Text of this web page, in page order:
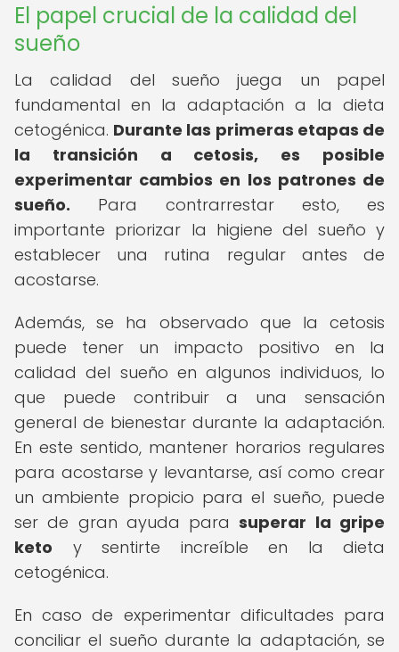
El papel crucial de la calidad del
sueño
La calidad del sueño juega un papel
fundamental en la adaptación a la dieta
cetogénica. Durante las primeras etapas de
la transición a cetosis, es posible
experimentar cambios en los patrones de
sueño. Para contrarrestar esto, es
importante priorizar la higiene del sueño y
establecer una rutina regular antes de
acostarse.
Además, se ha observado que la cetosis
puede tener un impacto positivo en la
calidad del sueño en algunos individuos, lo
que puede contribuir a una sensación
general de bienestar durante la adaptación.
En este sentido, mantener horarios regulares
para acostarse y levantarse, así como crear
un ambiente propicio para el sueño, puede
ser de gran ayuda parasuperar la gripe
keto y sentirte increíble en la dieta
cetogénica.
En caso de experimentar dificultades para
conciliar el sueño durante la adaptación, se